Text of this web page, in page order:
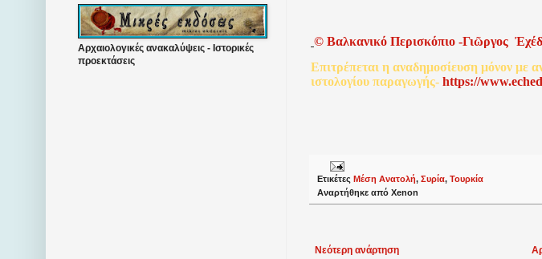
© Βαλκανικό Περισκόπιο -Γιῶργος
Επιτρέπεται η αναδημοσίευση μόνον με
ιστολογίου παραγωγής- https://
Ετικέτες Μέση Ανατολή, Συρία, Τουρκία
Αναρτήθηκε από Xenon
Νεότερη ανάρτηση
Αρχαιολογικές ανακαλύψεις - Ιστορικές
προεκτάσεις